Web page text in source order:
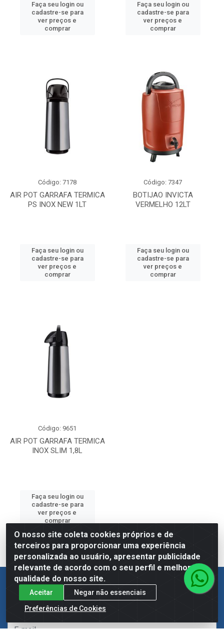
Faça seu login ou
cadastre-se para
ver preços e
comprar
Faça seu login ou
cadastre-se para
ver preços e
comprar
AIR POT GARRAFA TERMICA
PS INOX NEW 1LT
Código: 7178
Faça seu login ou
cadastre-se para
ver preços e
comprar
BOTIJAO INVICTA
VERMELHO 12LT
Código: 7347
Faça seu login ou
cadastre-se para
ver preços e
comprar
AIR POT GARRAFA TERMICA
INOX SLIM 1,8L
Código: 9651
Faça seu login ou
cadastre-se para
ver preços e
comprar
O nosso site coleta cookies próprios e de
terceiros para proporcionar uma experiência
personalizada ao usuário, apresentar publicidade
relevante de acordo com o seu perfil e melhorar a
qualidade do nosso site.
Aceitar
Negar não essenciais
Preferências de Cookies
Cadastre-se para receber nossas ofertas!